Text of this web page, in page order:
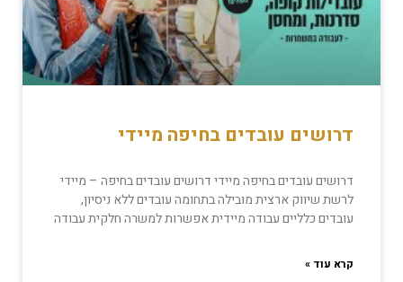
דרושים עובדים בחיפה מיידי
דרושים עובדים בחיפה מיידי דרושים עובדים בחיפה – מיידי
לרשת שיווק ארצית מובילה בתחומה עובדים ללא ניסיון,
עובדים כלליים עבודה מיידית אפשרות למשרה חלקית עבודה
קרא עוד »